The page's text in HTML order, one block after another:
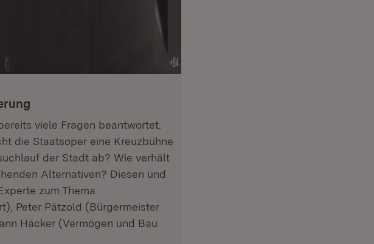
viele Fragen beantwortet.
die Staatsoper eine Kreuzbühne
der Stadt ab? Wie verhält
Alternativen? Diesen und
zum Thema
Peter Pätzold (Bürgermeister
Häcker (Vermögen und Bau